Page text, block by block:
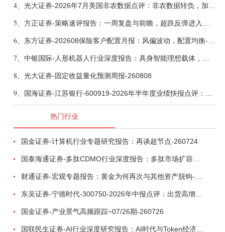
4、
5、
6、
7、
8、 光大证券-固定收益量化预测周报-260808
9、
热门行业
国金证券-计算机行业专题研究报告：再谈超节点-260724
东吴证券-宁德时代-300750-2026年中报点评：出货高增业绩稳健，回购彰显龙头信心-260726
国金证券-产业景气高频跟踪~07/26期-260726
国联民生证券-AI行业深度研究报告：AI时代与Token经济，从技术符号到数字石油-260801